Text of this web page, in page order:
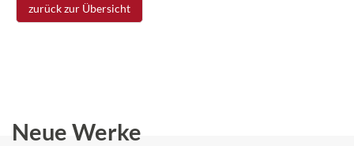
zurück zur Übersicht
Neue Werke